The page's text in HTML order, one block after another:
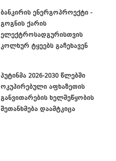
ბანკირის ენერგოპროექტი -
გოგნის ქარის
ელექტროსადგურისთვის
კოლხურ ტყეებს გაჩეხავენ
პუტინმა 2026-2030 წლებში
ოკუპირებული აფხაზეთის
განვითარების ხელშეწყობის
შეთანხმება დაამტკიცა